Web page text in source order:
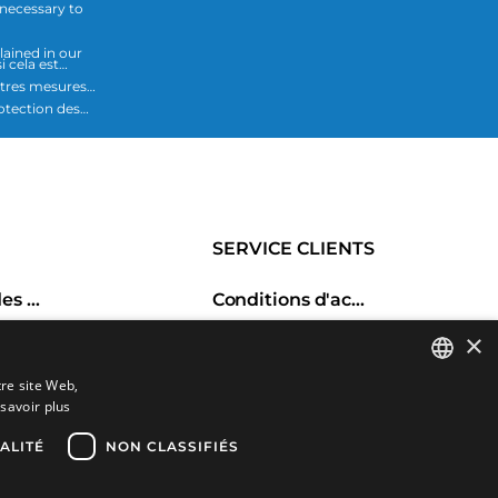
to
in our
cela est
mesures
Historique des commandes
Comparer les produits
SERVICE CLIENTS
Conditions d'achat
×
site Web,
savoir plus
NON CLASSIFIÉS